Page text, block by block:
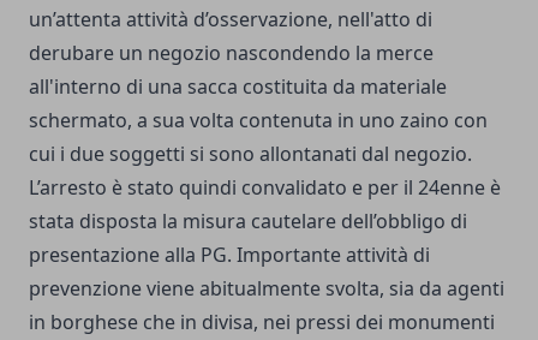
un’attenta attività d’osservazione, nell'atto di
derubare un negozio nascondendo la merce
all'interno di una sacca costituita da materiale
schermato, a sua volta contenuta in uno zaino con
cui i due soggetti si sono allontanati dal negozio.
L’arresto è stato quindi convalidato e per il 24enne è
stata disposta la misura cautelare dell’obbligo di
presentazione alla PG. Importante attività di
prevenzione viene abitualmente svolta, sia da agenti
in borghese che in divisa, nei pressi dei monumenti